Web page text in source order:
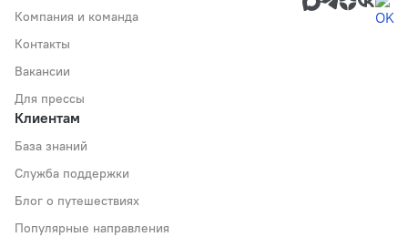
Компания и команда
Контакты
Вакансии
Для прессы
Клиентам
База знаний
Служба поддержки
Блог о путешествиях
Популярные направления